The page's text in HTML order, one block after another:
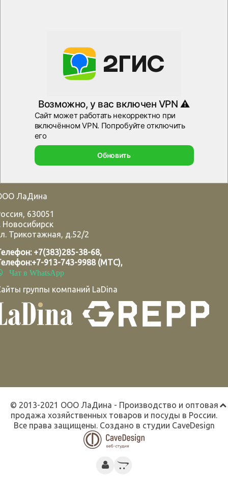
ЛаДина
, 630051
Новосибирск
Трикотажная, д.52/2
+7(383)285-38-68,
+7-913-743-9988 (МТС),
Чат в WhatsApp
группы компаний LaDina
© 2013-2021 ООО ЛаДина - Производство и оптовая
продажа хозяйственных товаров и посуды в России.
Все права защищены. Создано в студии CaveDesign